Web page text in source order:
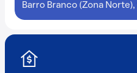
Barro Branco (Zona Norte),